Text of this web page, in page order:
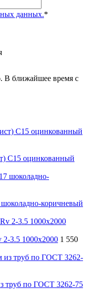
данных.*
В ближайшее время с
С15 оцинкованный
коричневый
3.5 1000х2000 1 550
труб по ГОСТ 3262-75